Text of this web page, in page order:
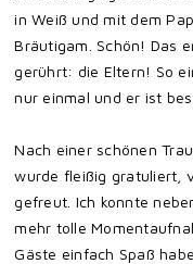
in Weiß und mit dem
Bräutigam. Schön! Das
gerührt: die Eltern! So
nur einmal und er ist
Nach einer schönen
wurde fleißig gratuliert,
gefreut. Ich konnte
mehr tolle
Gäste einfach Spaß